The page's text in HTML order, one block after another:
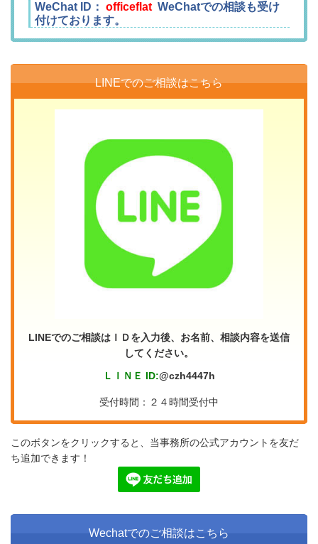
WeChat ID： officeflat WeChatでの相談も受け
付けております。
LINEでのご相談はこちら
LINEでのご相談はＩＤを入力後、お名前、相談内容を送信
してください。
ＬＩＮＥ ID:@czh4447h
受付時間：２４時間受付中
このボタンをクリックすると、当事務所の公式アカウントを友だ
ち追加できます！
Wechatでのご相談はこちら